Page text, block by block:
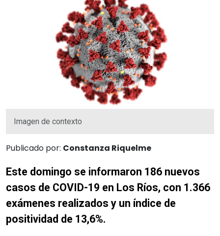
Imagen de contexto
Publicado por: Constanza Riquelme
Este domingo se informaron 186 nuevos
casos de COVID-19 en Los Ríos, con 1.366
exámenes realizados y un índice de
positividad de 13,6%.